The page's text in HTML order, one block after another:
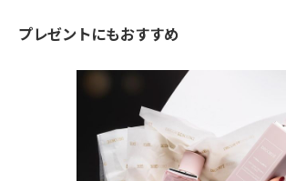
プレゼントにもおすすめ